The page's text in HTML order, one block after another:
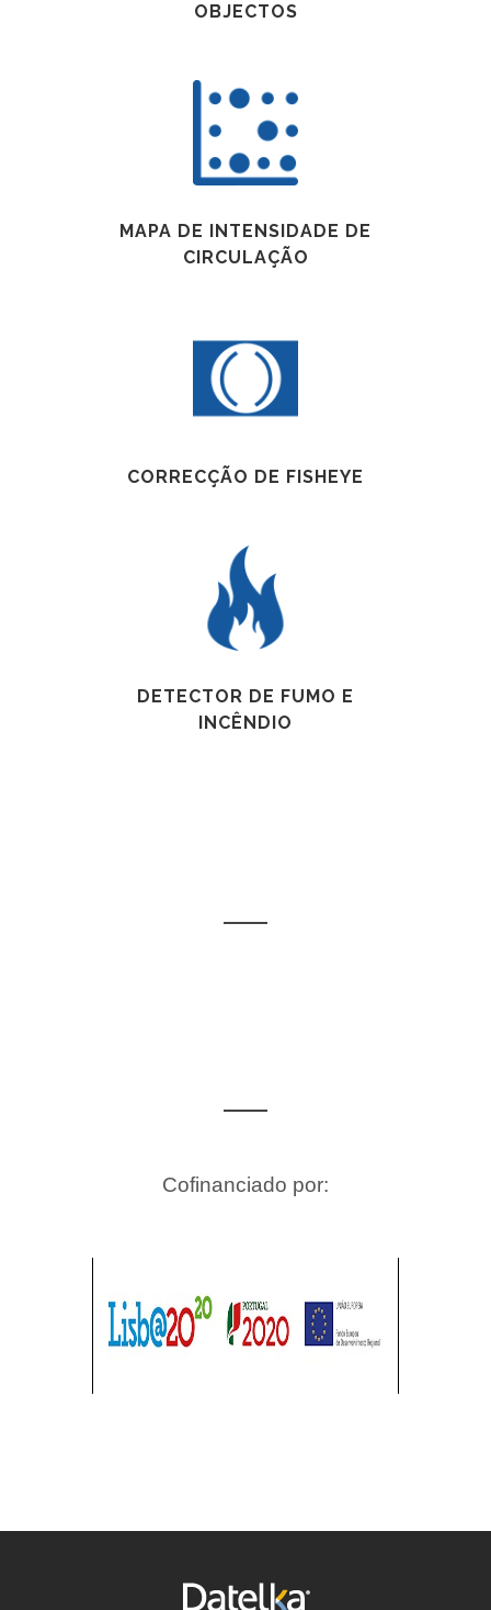
OBJECTOS
MAPA DE INTENSIDADE DE
CIRCULAÇÃO
CORRECÇÃO DE FISHEYE
DETECTOR DE FUMO E
INCÊNDIO
Cofinanciado por: